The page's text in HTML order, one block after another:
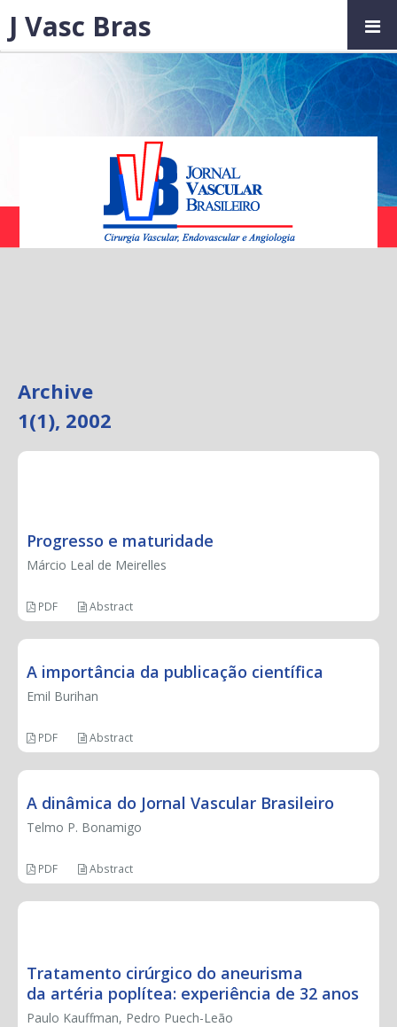
Archive
1(1), 2002
Progresso e maturidade
Márcio Leal de Meirelles
PDF Abstract
A importância da publicação científica
Emil Burihan
PDF Abstract
A dinâmica do Jornal Vascular Brasileiro
Telmo P. Bonamigo
PDF Abstract
Tratamento cirúrgico do aneurisma
da artéria poplítea: experiência de 32 anos
Paulo Kauffman, Pedro Puech-Leão
J Vasc Bras